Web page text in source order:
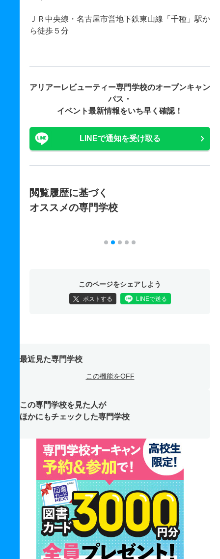
ＪＲ中央線・名古屋市営地下鉄東山線「千種」駅か
ら徒歩５分
アリアーレビューティー専門学校のオープンキャン
パス・
イベント最新情報をいち早く確認！
LINEで通知を受け取る
閲覧履歴に基づく
オススメの専門学校
このページをシェアしよう
ポストする LINEで送る
最近見た専門学校
この機能をOFF
この専門学校を見た人が
ほかにもチェックした専門学校